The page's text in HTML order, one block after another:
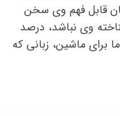
قابل فهم وی سخن
وی نباشد، درصد
برای ماشین، زبانی که